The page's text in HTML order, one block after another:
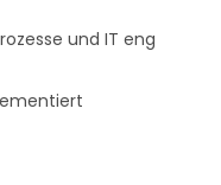
und IT eng